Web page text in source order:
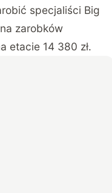
specjaliści Big
zarobków
etacie 14 380 zł.